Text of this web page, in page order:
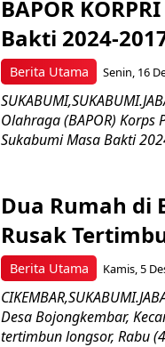
Berita Utama
BAPOR
Bakti 2024-
Senin, 16
Olahraga (BAPOR) Korps
Sukabumi Masa Bakti
Berita Utama
Dua Rumah di
Rusak
Kamis, 5
Desa Bojongkembar,
tertimbun longsor, Rabu